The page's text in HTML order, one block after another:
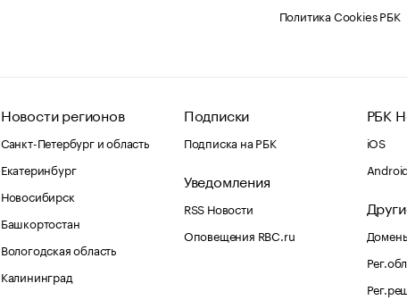
Политика Cookies РБК
Новости регионов
Санкт-Петербург и область
Екатеринбург
Новосибирск
Башкортостан
Вологодская область
Калининград
Подписки
Подписка на РБК
Уведомления
RSS Новости
Оповещения RBC.ru
РБК
iOS